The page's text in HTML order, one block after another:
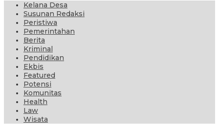
Kelana Desa
Susunan Redaksi
Peristiwa
Pemerintahan
Berita
Kriminal
Pendidikan
Ekbis
Featured
Potensi
Komunitas
Health
Law
Wisata